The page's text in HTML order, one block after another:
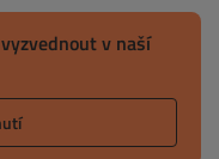
v naší